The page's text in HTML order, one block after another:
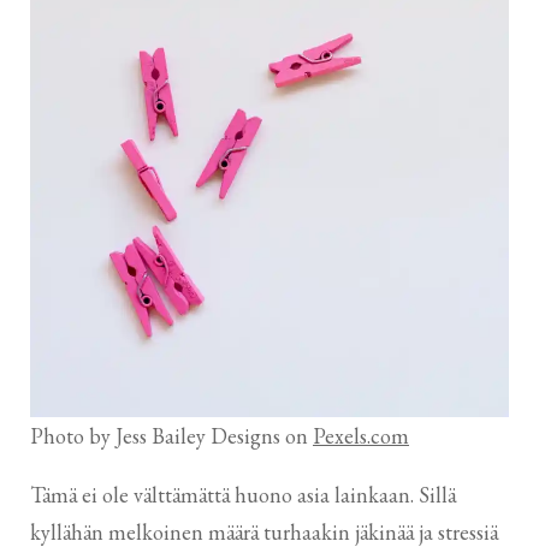
Photo by Jess Bailey Designs on Pexels.com
Tämä ei ole välttämättä huono asia lainkaan. Sillä
kyllähän melkoinen määrä turhaakin jäkinää ja stressiä